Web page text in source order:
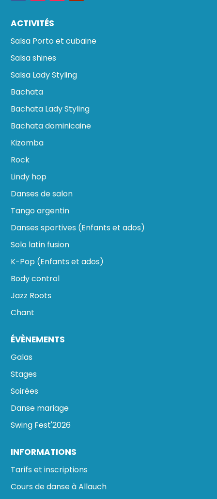
ACTIVITÉS
Salsa Porto et cubaine
Salsa shines
Salsa Lady Styling
Bachata
Bachata Lady Styling
Bachata dominicaine
Kizomba
Rock
Lindy hop
Danses de salon
Tango argentin
Danses sportives (Enfants et ados)
Solo latin fusion
K-Pop (Enfants et ados)
Body control
Jazz Roots
Chant
ÉVÈNEMENTS
Galas
Stages
Soirées
Danse mariage
Swing Fest'2026
INFORMATIONS
Tarifs et inscriptions
Cours de danse à Allauch